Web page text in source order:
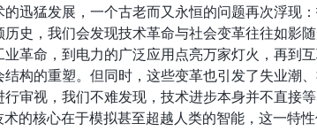
的迅猛发展，一个古老而又永恒的问题再次浮现
历史，我们会发现技术革命与社会变革往往如影
业革命，到电力的广泛应用点亮万家灯火，再到
结构的重塑。但同时，这些变革也引发了失业潮
行审视，我们不难发现，技术进步本身并不直接
术的核心在于模拟甚至超越人类的智能，这一特